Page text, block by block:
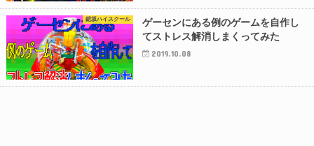
鎧坂ハイスクール
ゲーセンにある例のゲームを自作し
てストレス解消しまくってみた
2019.10.08